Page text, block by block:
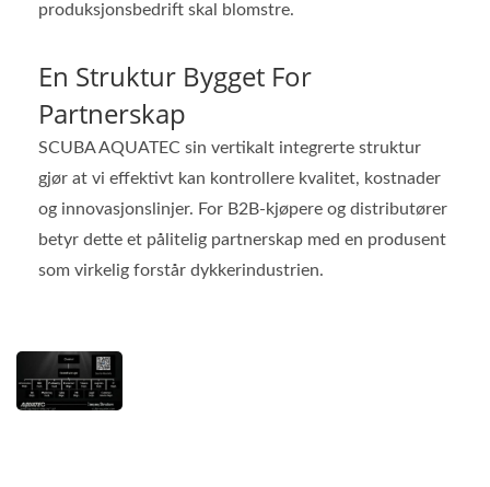
produksjonsbedrift skal blomstre.
En Struktur Bygget For
Partnerskap
SCUBA AQUATEC sin vertikalt integrerte struktur
gjør at vi effektivt kan kontrollere kvalitet, kostnader
og innovasjonslinjer. For B2B-kjøpere og distributører
betyr dette et pålitelig partnerskap med en produsent
som virkelig forstår dykkerindustrien.